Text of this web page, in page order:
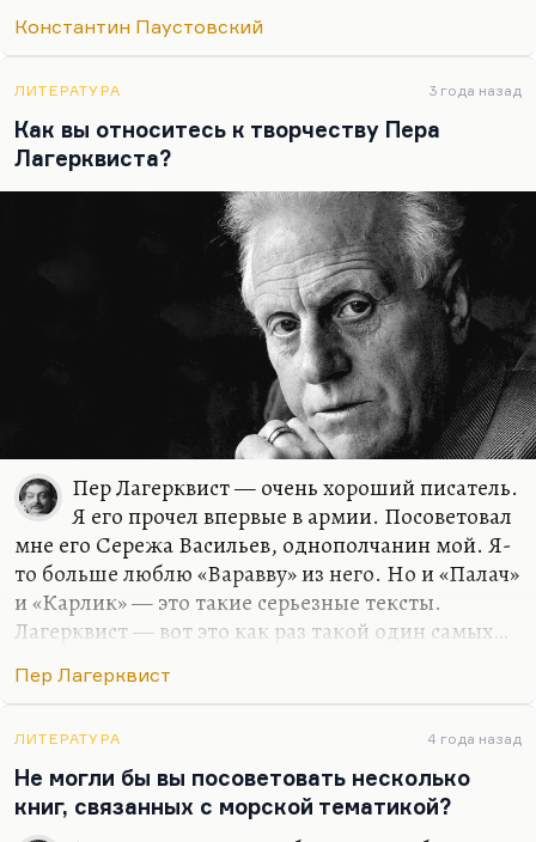
милых чудаков, но мне кажется, что это
сахарная вода. Я здесь солидарен с Веллером.
Хотя есть у него и замечательные тексты, и не
«Телеграмма» прежде всего, а мой любимый
рассказ «Соранг», например. Кстати, Паустовский
был рожден писать такую вот экзотику,
гриновскую экзотику. Поэтому он Грина так
любил и даже сделал его героем…
Константин Паустовский
ЛИТЕРАТУРА 3 года назад
Как вы относитесь к творчеству Пера
Лагерквиста?
Пер Лагерквист — очень хороший писатель.
Я его прочел впервые в армии. Посоветовал
мне его Сережа Васильев, однополчанин мой. Я-
то больше люблю «Варавву» из него. Но и «Палач»
и «Карлик» — это такие серьезные тексты.
Лагерквист — вот это как раз такой один самых…
Нобелиат. Это такой странный норвежский
скандинавской прозы, но принадлежащей
глубоко именно к скандинавской сказочной
традиции, к традиции Ибсена, Сельмы Лагерлеф
и так далее.
Пер Лагерквист
ЛИТЕРАТУРА 4 года назад
Не могли бы вы посоветовать несколько
книг, связанных с морской тематикой?